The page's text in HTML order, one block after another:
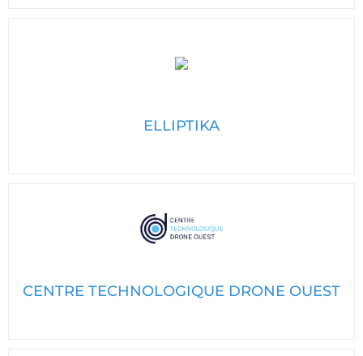
ELLIPTIKA
CENTRE TECHNOLOGIQUE DRONE OUEST